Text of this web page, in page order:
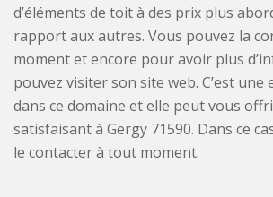
d’éléments de toit à des prix plus
rapport aux autres. Vous pouvez la
moment et encore pour avoir plus
pouvez visiter son site web. C’est
dans ce domaine et elle peut vous
satisfaisant à Gergy 71590. Dans ce
le contacter à tout moment.